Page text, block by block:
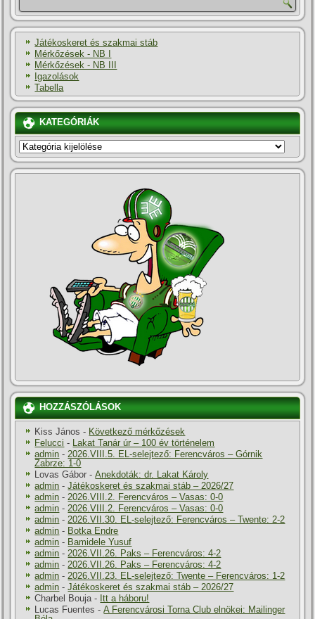
Játékoskeret és szakmai stáb
Mérkőzések - NB I
Mérkőzések - NB III
Igazolások
Tabella
KATEGÓRIÁK
KATEGÓRIÁK
HOZZÁSZÓLÁSOK
Kiss János - Következő mérkőzések
Felucci -
Lakat Tanár úr – 100 év történelem
admin - 2026.VIII.5. EL-selejtező: Ferencváros – Górnik
Zabrze: 1-0
Lovas Gábor -Anekdoták: dr. Lakat Károly
admin -Játékoskeret és szakmai stáb – 2026/27
admin - 2026.VIII.2. Ferencváros – Vasas: 0-0
admin - 2026.VIII.2. Ferencváros – Vasas: 0-0
admin - 2026.VII.30. EL-selejtező: Ferencváros – Twente: 2-2
admin - Botka Endre
admin - Bamidele Yusuf
admin - 2026.VII.26. Paks – Ferencváros: 4-2
admin - 2026.VII.26. Paks – Ferencváros: 4-2
admin - 2026.VII.23. EL-selejtező: Twente – Ferencváros: 1-2
admin -Játékoskeret és szakmai stáb – 2026/27
Charbel Bouja - Itt a háboru!
Lucas Fuentes -A Ferencvárosi Torna Club elnökei: Mailinger